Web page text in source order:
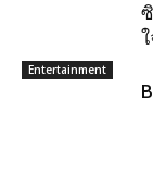
Entertainment